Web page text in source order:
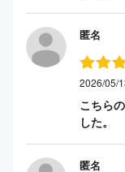
匿名
2026/05/
こちら
した。
匿名